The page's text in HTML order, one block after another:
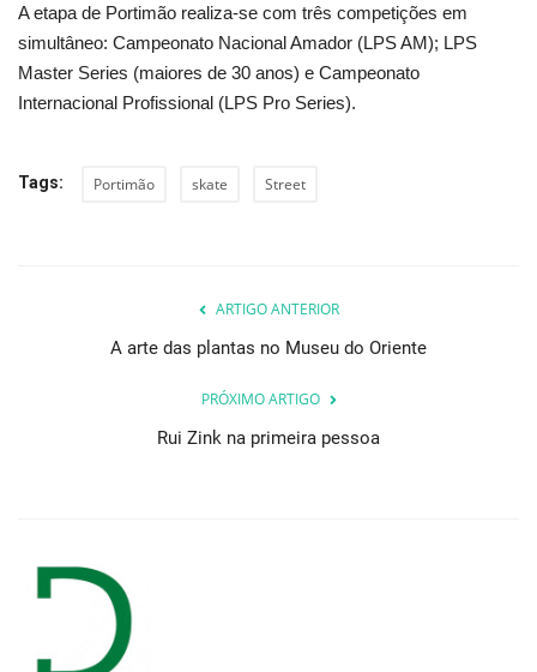
A etapa de Portimão realiza-se com três competições em
simultâneo: Campeonato Nacional Amador (LPS AM); LPS
Master Series (maiores de 30 anos) e Campeonato
Internacional Profissional (LPS Pro Series).
Tags: Portimão skate Street
ARTIGO ANTERIOR
A arte das plantas no Museu do Oriente
PRÓXIMO ARTIGO
Rui Zink na primeira pessoa